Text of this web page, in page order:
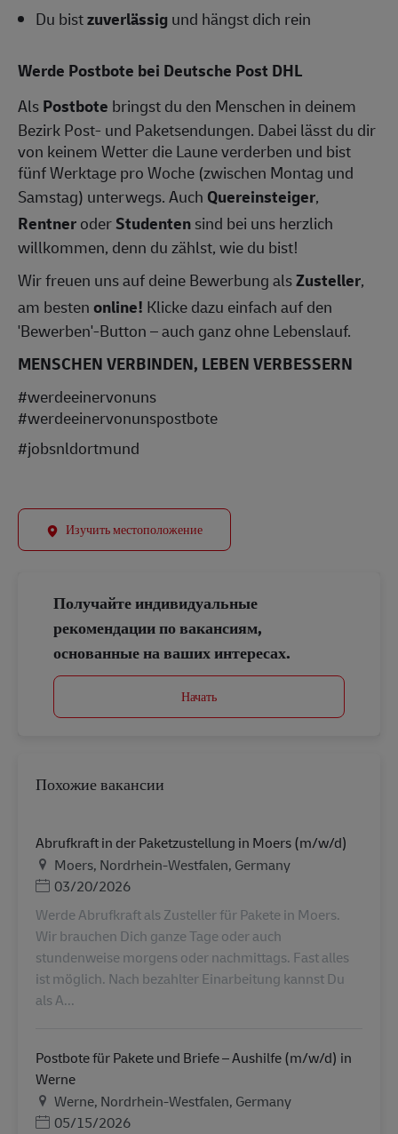
Du bistzuverlässigund hängst dich rein
Werde Postbote bei Deutsche Post DHL
AlsPostbote bringst du den Menschen in deinem
Bezirk Post- und Paketsendungen. Dabei lässt du dir
von keinem Wetter die Laune verderben und bist
fünf Werktage pro Woche (zwischen Montag und
Samstag) unterwegs. Auch Quereinsteiger,
RentneroderStudentensind bei uns herzlich
willkommen, denn du zählst, wie du bist!
Wir freuen uns auf deine Bewerbung alsZusteller,
am bestenonline! Klicke dazu einfach auf den
'Bewerben'-Button – auch ganz ohne Lebenslauf.
MENSCHEN VERBINDEN, LEBEN VERBESSERN
#werdeeinervonuns
#werdeeinervonunspostbote
#jobsnldortmund
Изучить местоположение
Получайте индивидуальные
рекомендации по вакансиям,
основанные на ваших интересах.
Начать
Похожие вакансии
Abrufkraft in der Paketzustellung in Moers (m/w/d)
Местоположение
Moers, Nordrhein-Westfalen, Germany
Дата публикации
03/20/2026
Werde Abrufkraft als Zusteller für Pakete in Moers.
Wir brauchen Dich ganze Tage oder auch
stundenweise morgens oder nachmittags. Fast alles
ist möglich. Nach bezahlter Einarbeitung kannst Du
als A...
Postbote für Pakete und Briefe – Aushilfe (m/w/d) in
Werne
Местоположение
Werne, Nordrhein-Westfalen, Germany
Дата публикации
05/15/2026